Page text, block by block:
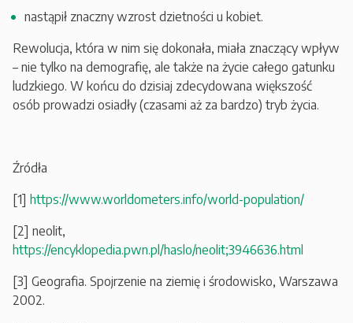
nastąpił znaczny wzrost dzietności u kobiet.
Rewolucja, która w nim się dokonała, miała znaczący wpływ
– nie tylko na demografię, ale także na życie całego gatunku
ludzkiego. W końcu do dzisiaj zdecydowana większość
osób prowadzi osiadły (czasami aż za bardzo) tryb życia.
Źródła
[1] https://www.worldometers.info/world-population/
[2] neolit,
https://encyklopedia.pwn.pl/haslo/neolit;3946636.html
[3] Geografia. Spojrzenie na ziemię i środowisko, Warszawa
2002.